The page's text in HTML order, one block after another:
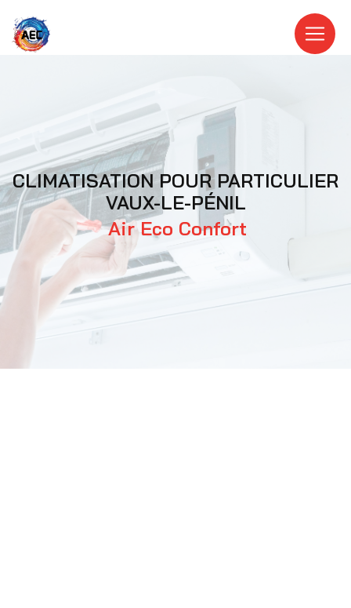
CLIMATISATION POUR PARTICULIER
VAUX-LE-PÉNIL
Air Eco Confort